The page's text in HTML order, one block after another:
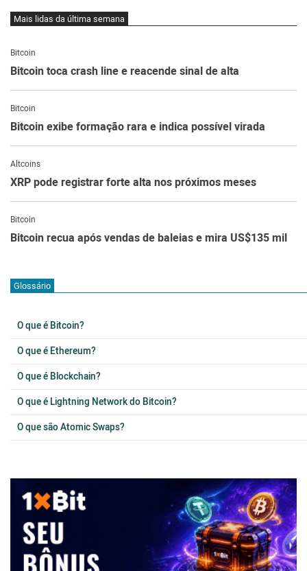
Mais lidas da última semana
Bitcoin
Bitcoin toca crash line e reacende sinal de alta
Bitcoin
Bitcoin exibe formação rara e indica possível virada
Altcoins
XRP pode registrar forte alta nos próximos meses
Bitcoin
Bitcoin recua após vendas de baleias e mira US$135 mil
Glossário
O que é Bitcoin?
O que é Ethereum?
O que é Blockchain?
O que é Lightning Network do Bitcoin?
O que são Atomic Swaps?